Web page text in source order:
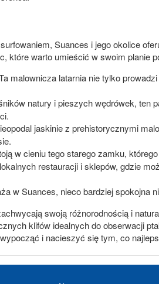
Suances i jego okolice
które warto umieścić w swoim planie
malownicza latarnia nie tylko
natury i pieszych wędrówek, ten
jaskinie z prehistorycznymi
w cieniu tego starego zamku,
restauracji i sklepów, gdzie
w Suances, nieco bardziej spokojna
swoją różnorodnością i
klifów idealnych do obserwacji
i nacieszyć się tym, co